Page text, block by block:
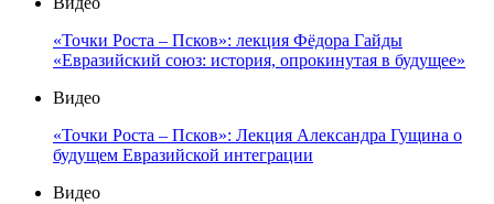
«Точки Роста – Псков»: лекция Фёдора Гайды
«Евразийский союз: история, опрокинутая в будущее»
Видео
«Точки Роста – Псков»: Лекция Александра Гущина о
будущем Евразийской интеграции
Видео